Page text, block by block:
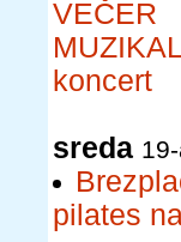
VEČER
koncert
sreda
pilates